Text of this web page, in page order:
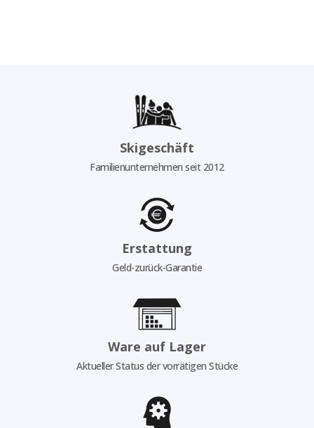
Skigeschäft
Familienunternehmen seit 2012
Erstattung
Geld-zurück-Garantie
Ware auf Lager
Aktueller Status der vorrätigen Stücke